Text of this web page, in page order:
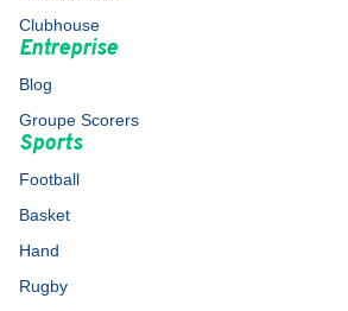
Clubhouse
Entreprise
Blog
Groupe Scorers
Sports
Football
Basket
Hand
Rugby